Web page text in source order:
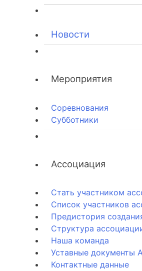
Новости
Мероприятия
Соревнования
Субботники
Ассоциация
Стать участником
Список участников
Предистория
Структура
Наша команда
Уставные документы
Контактные данные